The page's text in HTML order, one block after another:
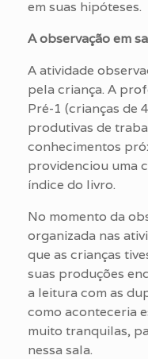
em suas hipóteses.
A observação em
A atividade
pela criança. A
Pré-1 (crianças de
produtivas de
conhecimentos
providenciou uma
índice do livro.
No momento da
organizada nas
que as crianças
suas produções
a leitura com as
como aconteceria
muito tranquilas,
nessa sala.